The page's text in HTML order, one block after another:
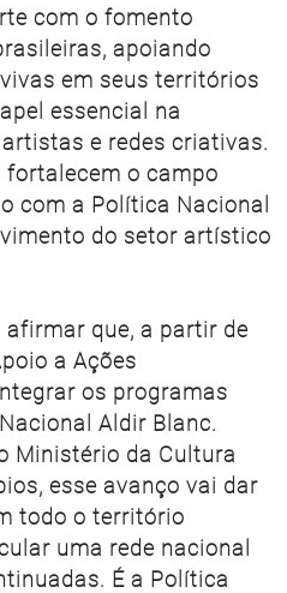
com o fomento
apoiando
em seus territórios
essencial na
e redes criativas.
o campo
com a Política Nacional
do setor artístico
afirmar que, a partir de
a Ações
os programas
Aldir Blanc.
Ministério da Cultura
esse avanço vai dar
todo o território
uma rede nacional
É a Política